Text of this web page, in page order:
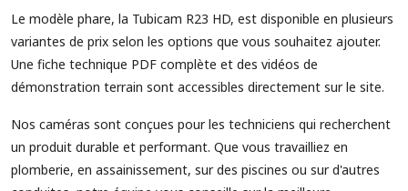
Le modèle phare, la Tubicam R23 HD, est disponible en plusieurs
variantes de prix selon les options que vous souhaitez ajouter.
Une fiche technique PDF complète et des vidéos de
démonstration terrain sont accessibles directement sur le site.
Nos caméras sont conçues pour les techniciens qui recherchent
un produit durable et performant. Que vous travailliez en
plomberie, en assainissement, sur des piscines ou sur d'autres